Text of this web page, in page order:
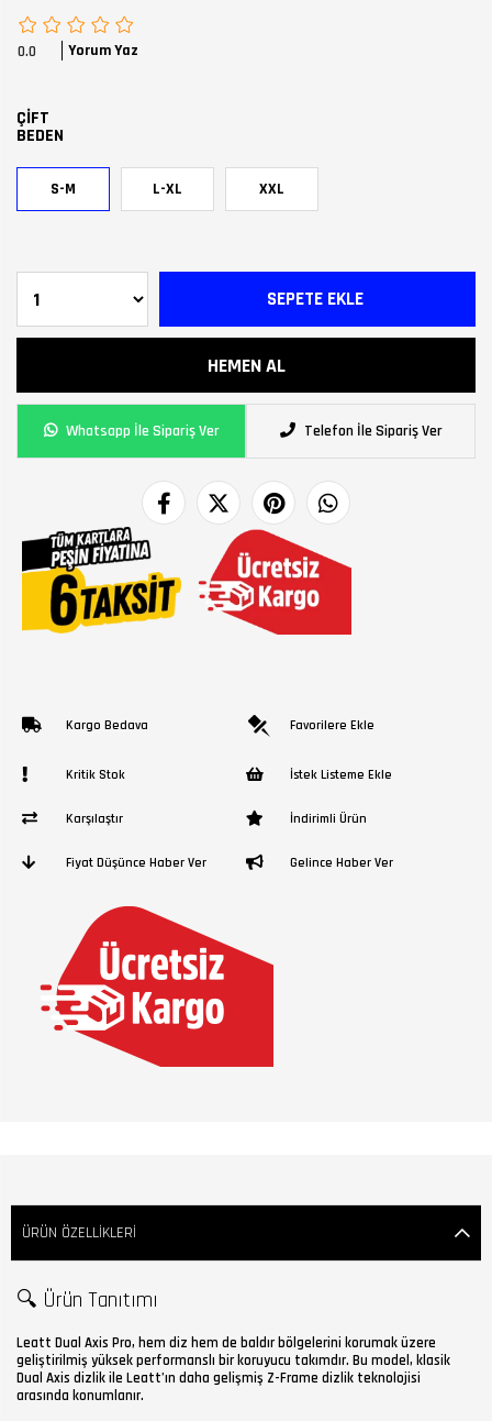
0.0 Yorum Yaz
ÇİFT
BEDEN
S-M L-XL XXL
Whatsapp İle Sipariş Ver Telefon İle Sipariş Ver
Kargo Bedava Favorilere Ekle
Kritik Stok İstek Listeme Ekle
Karşılaştır İndirimli Ürün
Fiyat Düşünce Haber Ver Gelince Haber Ver
ÜRÜN ÖZELLIKLERI
🔍 Ürün Tanıtımı
Leatt Dual Axis Pro, hem diz hem de baldır bölgelerini korumak üzere
geliştirilmiş yüksek performanslı bir koruyucu takımdır. Bu model, klasik
Dual Axis dizlik ile Leatt’ın daha gelişmiş Z-Frame dizlik teknolojisi
arasında konumlanır.